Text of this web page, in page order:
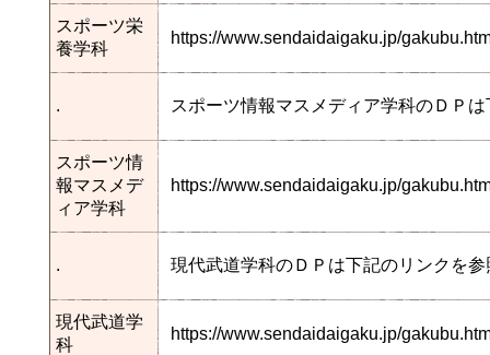
スポーツ栄
養学科
https://www.sendaidaigaku.jp/
. スポーツ情報マスメディア学科のＤＰ
スポーツ情
報マスメデ
ィア学科
https://www.sendaidaigaku.jp/
. 現代武道学科のＤＰは下記のリンクを
現代武道学
科
https://www.sendaidaigaku.jp/